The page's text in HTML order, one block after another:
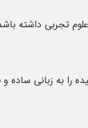
تجربی داشته
را به زبانی